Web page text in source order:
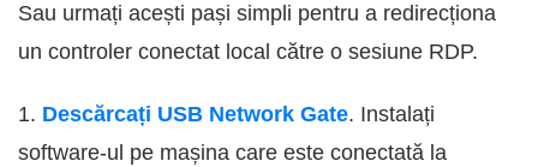
Sau urmați acești pași simpli pentru a redirecționa
un controler conectat local către o sesiune RDP.
1. Descărcați USB Network Gate. Instalați
software-ul pe mașina care este conectată la